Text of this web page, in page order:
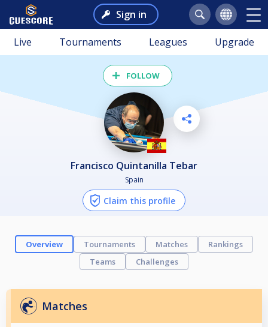
Sign in
Live Tournaments Leagues Upgrade
FOLLOW
Francisco Quintanilla Tebar
Spain
Claim this profile
Overview Tournaments Matches
Rankings
Teams
Challenges
Matches